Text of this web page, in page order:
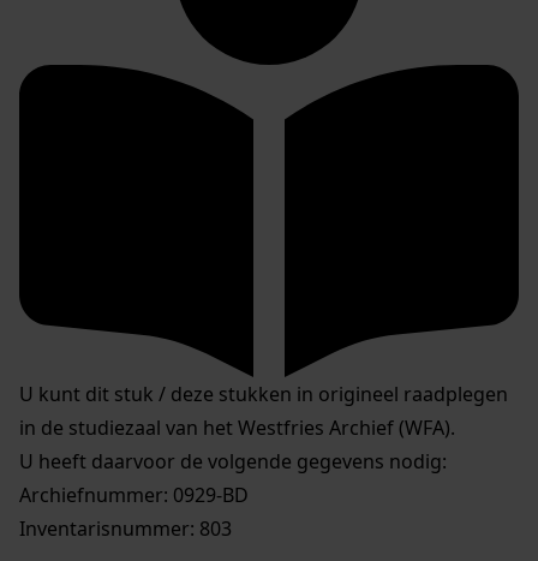
U kunt dit stuk / deze stukken in origineel raadplegen
in de studiezaal van het Westfries Archief (WFA).
U heeft daarvoor de volgende gegevens nodig:
Archiefnummer: 0929-BD
Inventarisnummer: 803